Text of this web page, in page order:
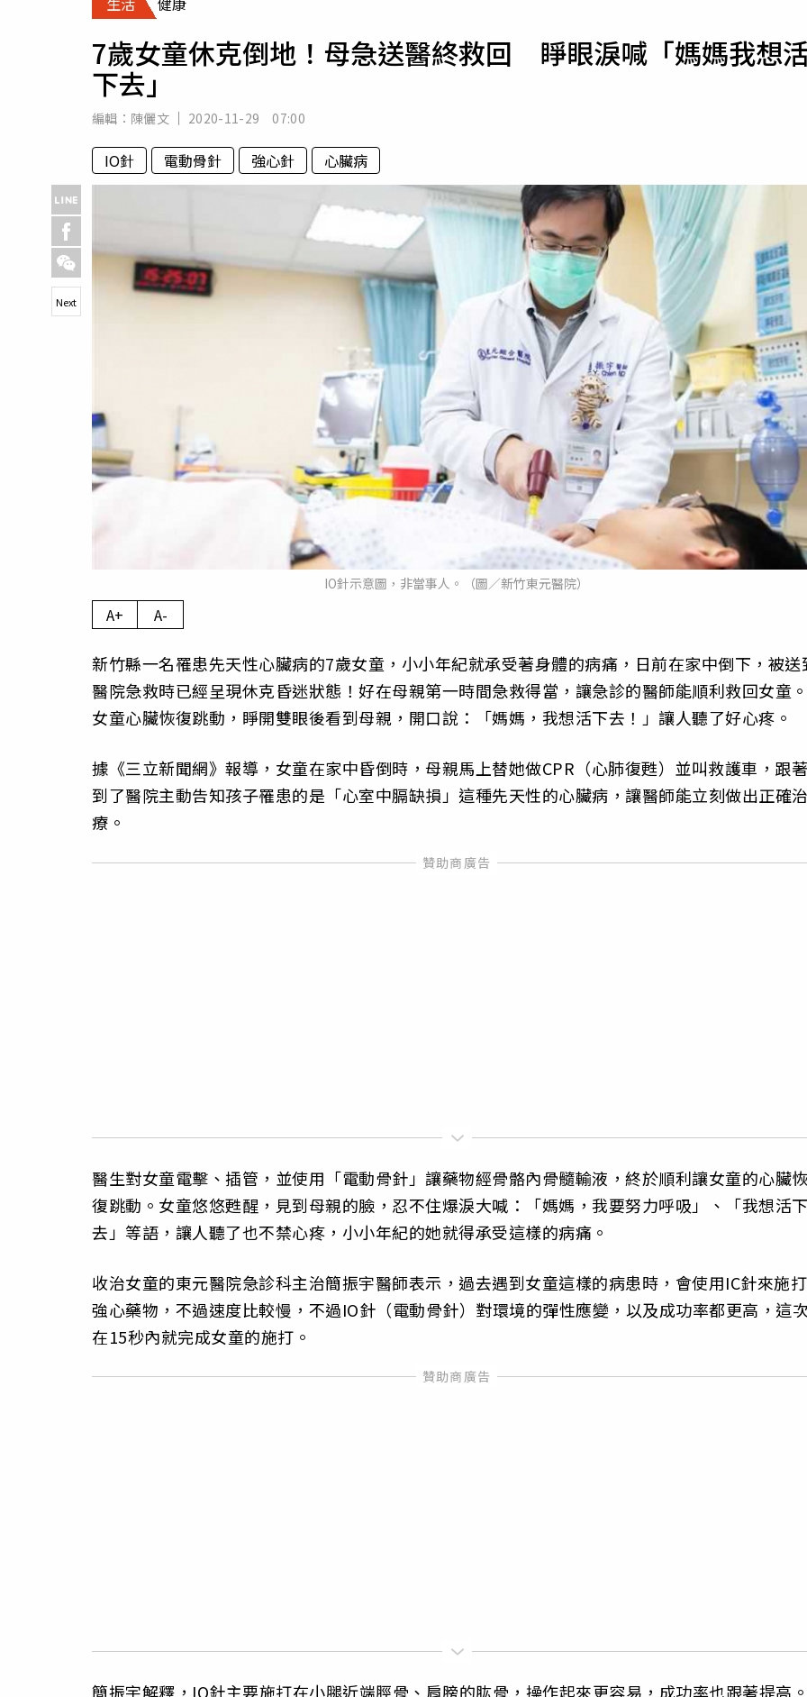
專欄
運勢
7歲女童休克倒地！母急送醫終救回 睜眼淚喊「媽媽我想
下去」
編輯： 陳儷文 2020-11-29 07:00
IO針 電動骨針 強心針 心臟病
IO針示意圖，非當事人。（圖／新竹東元醫院）
Next
A+ A-
新竹縣一名罹患先天性心臟病的7歲女童，小小年紀就承受著身體的病痛，日前在家中倒下，被送
醫院急救時已經呈現休克昏迷狀態！好在母親第一時間急救得當，讓急診的醫師能順利救回女童
女童心臟恢復跳動，睜開雙眼後看到母親，開口說：「媽媽，我想活下去！」讓人聽了好心疼。
據《三立新聞網》報導，女童在家中昏倒時，母親馬上替她做CPR（心肺復甦）並叫救護車，跟著
到了醫院主動告知孩子罹患的是「心室中膈缺損」這種先天性的心臟病，讓醫師能立刻做出正確
療。
醫生對女童電擊、插管，並使用「電動骨針」讓藥物經骨骼內骨髓輸液，終於順利讓女童的心臟
復跳動。女童悠悠甦醒，見到母親的臉，忍不住爆淚大喊：「媽媽，我要努力呼吸」、「我想活
去」等語，讓人聽了也不禁心疼，小小年紀的她就得承受這樣的病痛。
收治女童的東元醫院急診科主治簡振宇醫師表示，過去遇到女童這樣的病患時，會使用IC針來施打
強心藥物，不過速度比較慢，不過IO針（電動骨針）對環境的彈性應變，以及成功率都更高，這
在15秒內就完成女童的施打。
簡振宇解釋，IO針主要施打在小腿近端脛骨、肩膀的肱骨，操作起來更容易，成功率也跟著提高